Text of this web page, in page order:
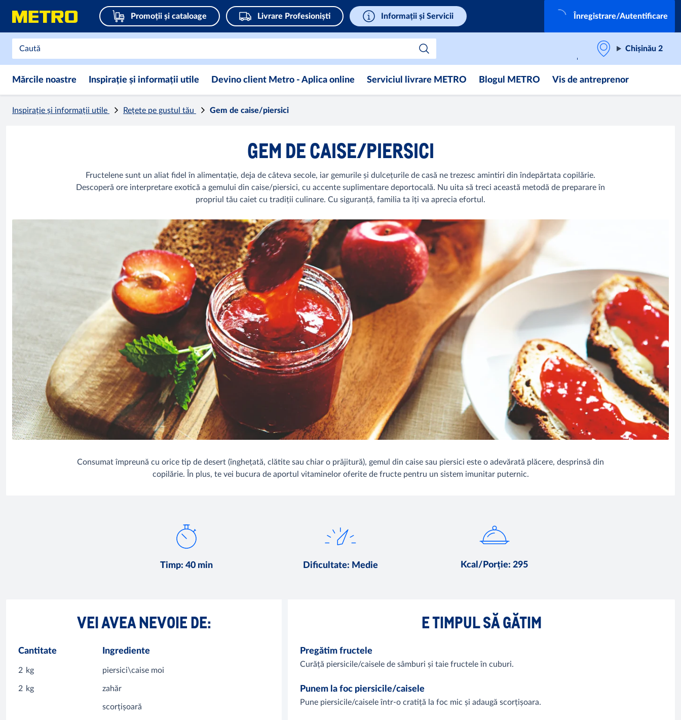
Promoții și cataloage Livrare Profesioniști Informații și Servicii Înregistrare/Autentificare
Chișinău 2
Mărcile noastre Inspirație și informații utile Devino client Metro - Aplica online Serviciul livrare METRO Blogul METRO Vis de antreprenor
Inspirație și informații utile Rețete pe gustul tău Gem de caise/piersici
GEM DE CAISE/PIERSICI
Fructelene sunt un aliat fidel în alimentație, deja de câteva secole, iar gemurile și dulcețurile de casă ne trezesc amintiri din îndepărtata copilărie.
Descoperă ore interpretare exotică a gemului din caise/piersici, cu accente suplimentare deportocală. Nu uita să treci această metodă de preparare în
propriul tău caiet cu tradiții culinare. Cu siguranță, familia ta îți va aprecia efortul.
Consumat împreună cu orice tip de desert (înghețată, clătite sau chiar o prăjitură), gemul din caise sau piersici este o adevărată plăcere, desprinsă din
copilărie. În plus, te vei bucura de aportul vitaminelor oferite de fructe pentru un sistem imunitar puternic.
Timp:40 min Dificultate: Medie Kcal/Porție:295
VEI AVEA NEVOIE DE:
Cantitate Ingrediente
2 kg piersici\caise moi
2 kg zahăr
scorțișoară
E TIMPUL SĂ GĂTIM
Pregătim fructele
Curăță piersicile/caisele de sâmburi și taie fructele în cuburi.
Punem la foc piersicile/caisele
Pune piersicile/caisele într-o cratiță la foc mic și adaugă scorțișoara.